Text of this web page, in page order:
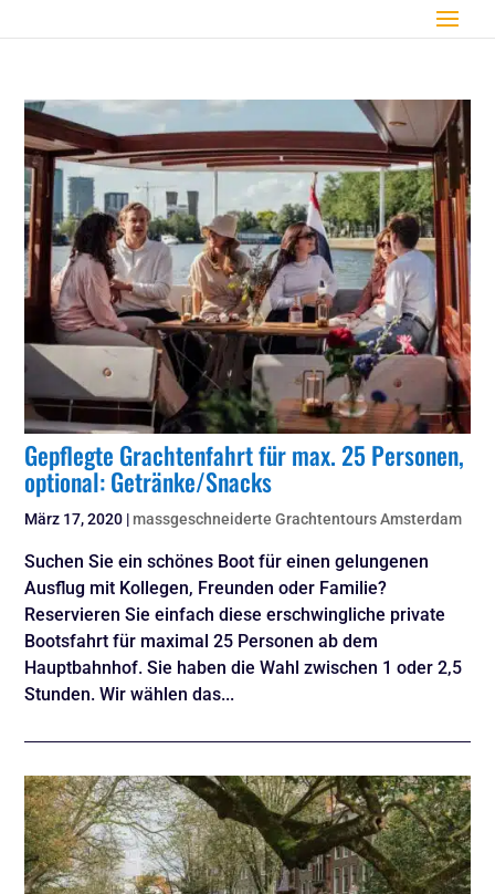
Gepflegte Grachtenfahrt für max. 25 Personen,
optional: Getränke/Snacks
März 17, 2020 |massgeschneiderte Grachtentours Amsterdam
Suchen Sie ein schönes Boot für einen gelungenen
Ausflug mit Kollegen, Freunden oder Familie?
Reservieren Sie einfach diese erschwingliche private
Bootsfahrt für maximal 25 Personen ab dem
Hauptbahnhof. Sie haben die Wahl zwischen 1 oder 2,5
Stunden. Wir wählen das...